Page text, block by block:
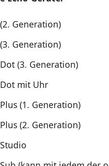
Generation)
Generation)
(3. Generation)
mit Uhr
(1. Generation)
(2. Generation)